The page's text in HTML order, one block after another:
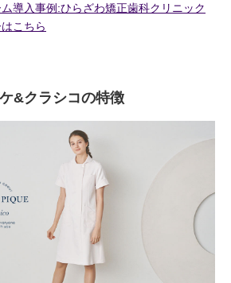
導入事例:ひらざわ矯正歯科クリニック
こちら
&クラシコの特徴